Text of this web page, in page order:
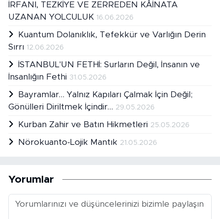
İRFANI, TEZKİYE VE ZERREDEN KÂİNATA
UZANAN YOLCULUK 16.06.2026
Kuantum Dolanıklık, Tefekkür ve Varlığın Derin
Sırrı 12.06.2026
İSTANBUL'UN FETHİ: Surların Değil, İnsanın ve
İnsanlığın Fethi 31.05.2026
Bayramlar… Yalnız Kapıları Çalmak İçin Değil;
Gönülleri Diriltmek İçindir… 29.05.2026
Kurban Zahir ve Batın Hikmetleri 25.05.2026
Nörokuanto-Lojik Mantık 21.05.2026
Yorumlar